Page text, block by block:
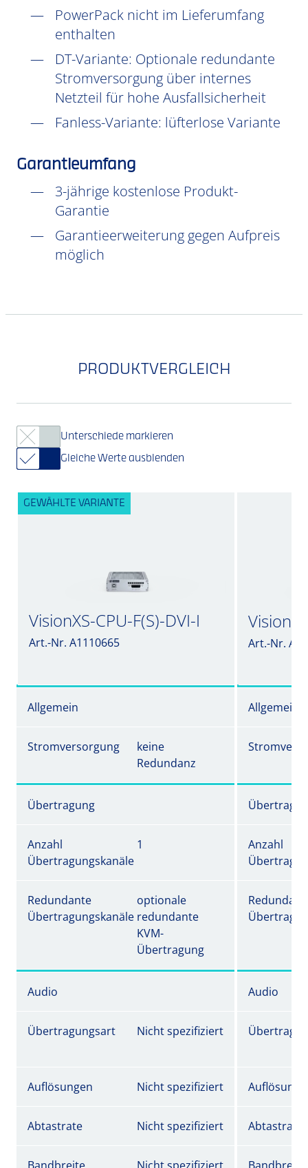
PowerPack nicht im Lieferumfang
enthalten
DT-Variante: Optionale redundante
Stromversorgung über internes
Netzteil für hohe Ausfallsicherheit
Fanless-Variante: lüfterlose Variante
Garantieumfang
3-jährige kostenlose Produkt-
Garantie
Garantieerweiterung gegen Aufpreis
möglich
PRODUKTVERGLEICH
Unterschiede markieren
Gleiche Werte ausblenden
GEWÄHLTE VARIANTE
VisionXS-CPU-F(S)-DVI-I
Art.-Nr. A1110665 Art.-Nr.
Allgemein Allgemein
Stromversorgung
keine
Redundanz
Übertragung
Anzahl
Übertragungskanäle
1
Anzahl
Redundante
Übertragungskanäle
optionale
redundante
KVM-
Übertragung
Audio Audio
Übertragungsart Nicht spezifiziert
Auflösungen Nicht spezifiziert
Abtastrate Nicht spezifiziert Abtastrate